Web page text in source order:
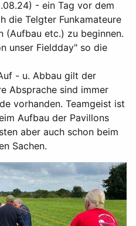
- ein Tag vor dem
die Telgter Funkamateure
(Aufbau etc.) zu beginnen.
unser Fieldday" so die
- u. Abbau gilt der
Absprache sind immer
vorhanden. Teamgeist ist
Aufbau der Pavillons
aber auch schon beim
Sachen.